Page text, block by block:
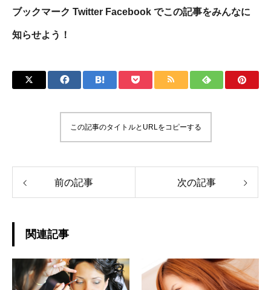
ブックマーク Twitter Facebook でこの記事をみんなに
知らせよう！
この記事のタイトルとURLをコピーする
前の記事 次の記事
関連記事